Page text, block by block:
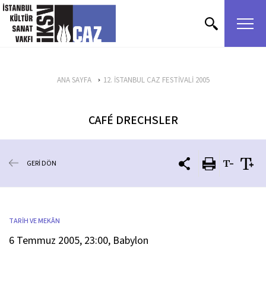
içeriği atla
ANA SAYFA 12. İSTANBUL CAZ FESTİVALİ 2005
CAFÉ DRECHSLER
GERİ DÖN
TARİH VE MEKÂN
6 Temmuz 2005, 23:00, Babylon